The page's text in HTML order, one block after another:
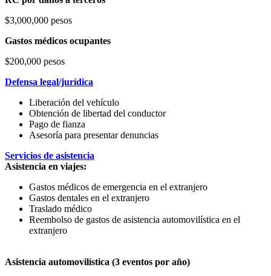
$3,000,000 pesos
Gastos médicos ocupantes
$200,000 pesos
Defensa legal/jurídica
Liberación del vehículo
Obtención de libertad del conductor
Pago de fianza
Asesoría para presentar denuncias
Servicios de asistencia
Asistencia en viajes:
Gastos médicos de emergencia en el extranjero
Gastos dentales en el extranjero
Traslado médico
Reembolso de gastos de asistencia automovilística en el
extranjero
Asistencia automovilística (3 eventos por año)